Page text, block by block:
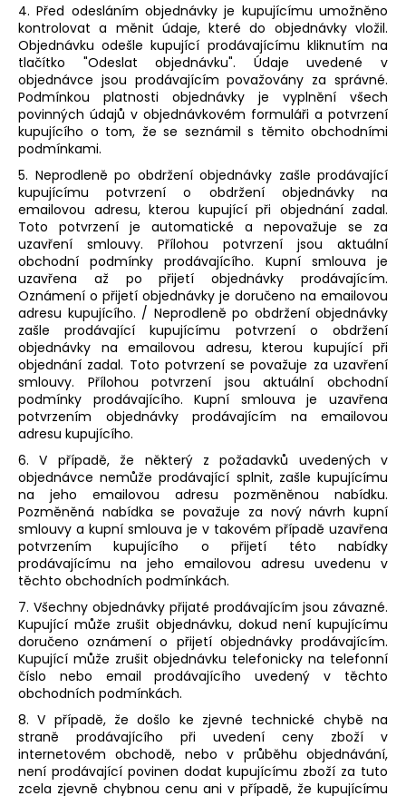
4. Před odesláním objednávky je kupujícímu umožněno
kontrolovat a měnit údaje, které do objednávky vložil.
Objednávku odešle kupující prodávajícímu kliknutím na
tlačítko "Odeslat objednávku". Údaje uvedené v
objednávce jsou prodávajícím považovány za správné.
Podmínkou platnosti objednávky je vyplnění všech
povinných údajů v objednávkovém formuláři a potvrzení
kupujícího o tom, že se seznámil s těmito obchodními
podmínkami.
5. Neprodleně po obdržení objednávky zašle prodávající
kupujícímu potvrzení o obdržení objednávky na
emailovou adresu, kterou kupující při objednání zadal.
Toto potvrzení je automatické a nepovažuje se za
uzavření smlouvy. Přílohou potvrzení jsou aktuální
obchodní podmínky prodávajícího. Kupní smlouva je
uzavřena až po přijetí objednávky prodávajícím.
Oznámení o přijetí objednávky je doručeno na emailovou
adresu kupujícího. / Neprodleně po obdržení objednávky
zašle prodávající kupujícímu potvrzení o obdržení
objednávky na emailovou adresu, kterou kupující při
objednání zadal. Toto potvrzení se považuje za uzavření
smlouvy. Přílohou potvrzení jsou aktuální obchodní
podmínky prodávajícího. Kupní smlouva je uzavřena
potvrzením objednávky prodávajícím na emailovou
adresu kupujícího.
6. V případě, že některý z požadavků uvedených v
objednávce nemůže prodávající splnit, zašle kupujícímu
na jeho emailovou adresu pozměněnou nabídku.
Pozměněná nabídka se považuje za nový návrh kupní
smlouvy a kupní smlouva je v takovém případě uzavřena
potvrzením kupujícího o přijetí této nabídky
prodávajícímu na jeho emailovou adresu uvedenu v
těchto obchodních podmínkách.
7. Všechny objednávky přijaté prodávajícím jsou závazné.
Kupující může zrušit objednávku, dokud není kupujícímu
doručeno oznámení o přijetí objednávky prodávajícím.
Kupující může zrušit objednávku telefonicky na telefonní
číslo nebo email prodávajícího uvedený v těchto
obchodních podmínkách.
8. V případě, že došlo ke zjevné technické chybě na
straně prodávajícího při uvedení ceny zboží v
internetovém obchodě, nebo v průběhu objednávání,
není prodávající povinen dodat kupujícímu zboží za tuto
zcela zjevně chybnou cenu ani v případě, že kupujícímu